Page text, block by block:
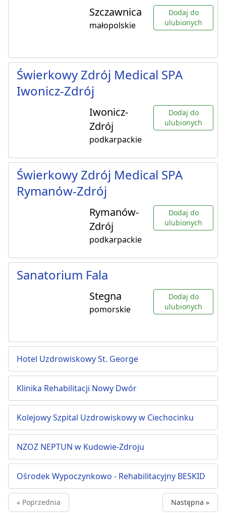
Szczawnica
małopolskie
Dodaj do
ulubionych
Świerkowy Zdrój Medical SPA
Iwonicz-Zdrój
Iwonicz-
Zdrój
podkarpackie
Dodaj do
ulubionych
Świerkowy Zdrój Medical SPA
Rymanów-Zdrój
Rymanów-
Zdrój
podkarpackie
Dodaj do
ulubionych
Sanatorium Fala
Stegna
pomorskie
Dodaj do
ulubionych
Hotel Uzdrowiskowy St. George
Klinika Rehabilitacji Nowy Dwór
Kolejowy Szpital Uzdrowiskowy w Ciechocinku
NZOZ NEPTUN w Kudowie-Zdroju
Ośrodek Wypoczynkowo - Rehabilitacyjny BESKID
« Poprzednia Następna »